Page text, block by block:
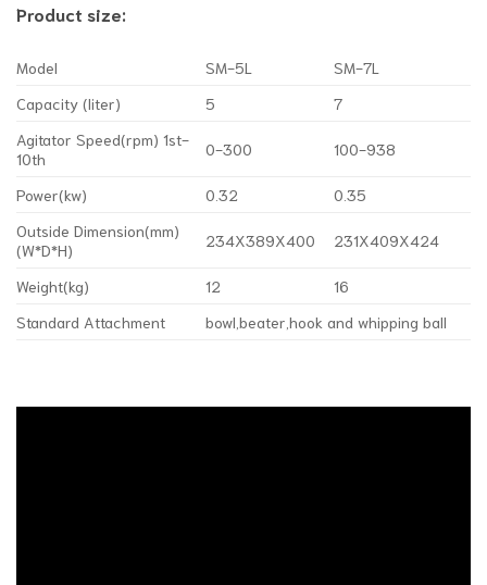
Product size:
Model SM-5L
SM-7L
Capacity (liter)
5
7
Agitator Speed(rpm) 1st-
10th
0-300 100-938
Power(kw) 0.32
0.35
Outside Dimension(mm)
(W*D*H)
234X389X400 231X409X424
Weight(kg) 12
16
Standard Attachment
bowl,beater,hook and whipping ball